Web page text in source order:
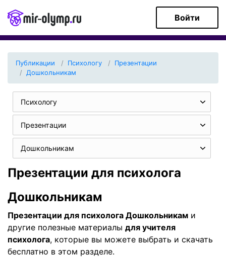
Войти
Публикации Психологу
Презентации
Дошкольникам
Психологу
Презентации
Дошкольникам
Презентации для психолога
Дошкольникам
Презентации для психолога Дошкольникам и
другие полезные материалы для учителя
психолога, которые вы можете выбрать и скачать
бесплатно в этом разделе.